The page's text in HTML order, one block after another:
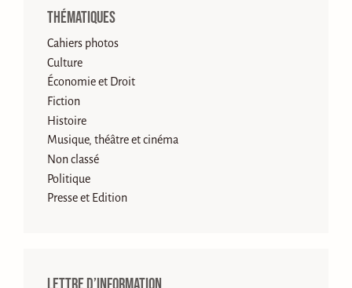
Thématiques
Cahiers photos
Culture
Économie et Droit
Fiction
Histoire
Musique, théâtre et cinéma
Non classé
Politique
Presse et Edition